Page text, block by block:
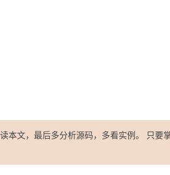
本文，最后多分析源码，多看实例。 只要